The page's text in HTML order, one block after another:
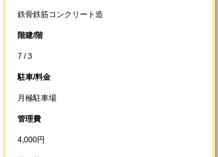
鉄骨鉄筋コンクリート造
階建/階
7 / 3
駐車/料金
月極駐車場
管理費
4,000円